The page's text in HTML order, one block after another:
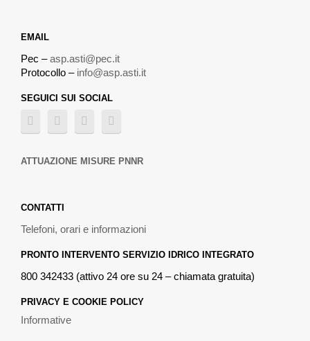
EMAIL
Pec –asp.asti@pec.it
Protocollo – info@asp.asti.it
SEGUICI SUI SOCIAL
ATTUAZIONE MISURE PNNR
CONTATTI
Telefoni, orari e informazioni
PRONTO INTERVENTO SERVIZIO IDRICO INTEGRATO
800 342433 (attivo 24 ore su 24 – chiamata gratuita)
PRIVACY E COOKIE POLICY
Informative